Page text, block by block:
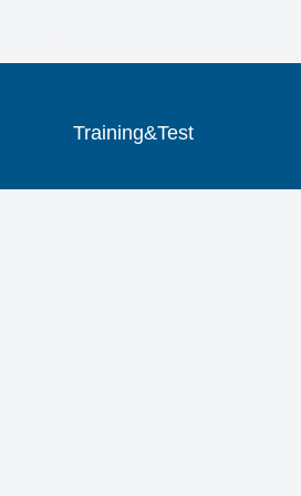
Training&Test